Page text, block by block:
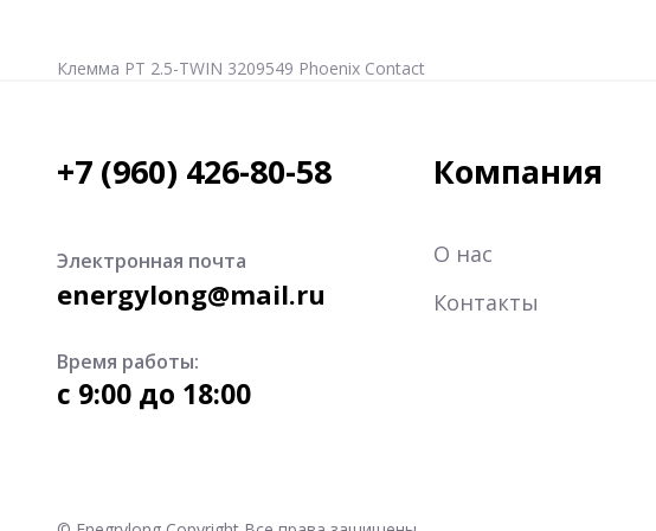
Клемма PT 2.5-TWIN 3209549 Phoenix Contact
+7 (960) 426-80-58
Электронная почта
energylong@mail.ru
Время работы:
c 9:00 до 18:00
Компания
О нас
Контакты